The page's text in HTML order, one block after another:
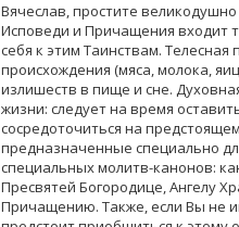
Вячеслав, простите
Исповеди и Причащения входит
себя к этим Таинствам.
происхождения (мяса, молока,
излишеств в пище и сне.
жизни: следует на время
сосредоточиться на
предназначенные специально
специальных молитв-канонов:
Пресвятей Богородице, Ангелу
Причащению. Также, если Вы не